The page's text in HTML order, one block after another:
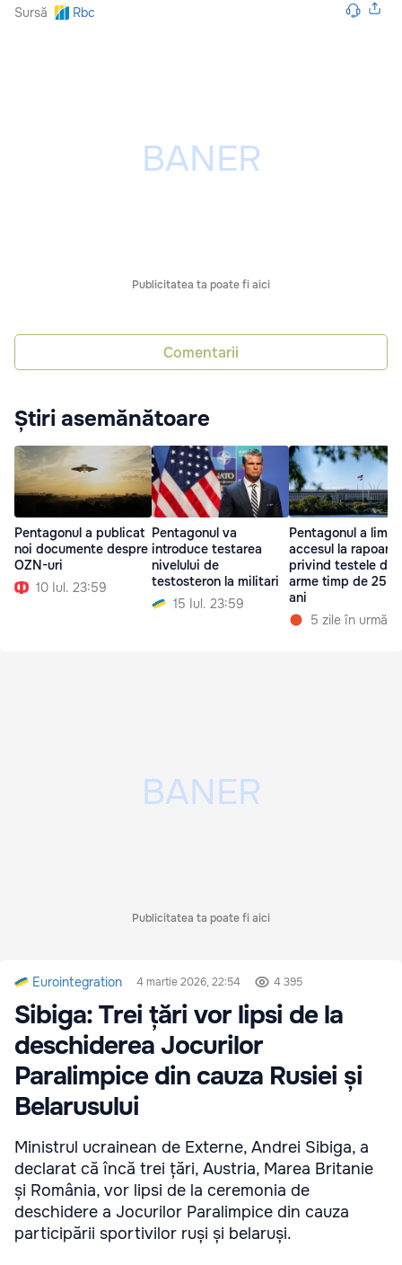
Sursă Rbc
Publicitatea ta poate fi aici
Comentarii
Știri asemănătoare
Pentagonul a publicat
noi documente despre
OZN-uri
10 Iul. 23:59
Pentagonul va
introduce testarea
nivelului de
testosteron la militari
15 Iul. 23:59
Pentagonul a
accesul la
privind testele de
arme timp de 25
ani
5 zile în urmă
Publicitatea ta poate fi aici
Eurointegration 4 martie 2026, 22:54 4 395
Sibiga: Trei țări vor lipsi de la
deschiderea Jocurilor
Paralimpice din cauza Rusiei și
Belarusului
Ministrul ucrainean de Externe, Andrei Sibiga, a
declarat că încă trei țări, Austria, Marea Britanie
și România, vor lipsi de la ceremonia de
deschidere a Jocurilor Paralimpice din cauza
participării sportivilor ruși și belaruși.